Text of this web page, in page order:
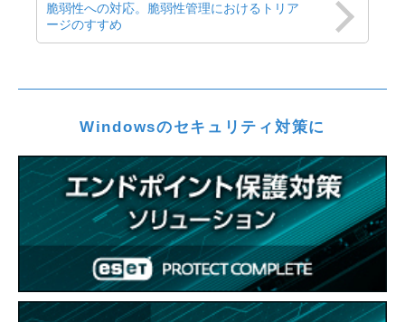
脆弱性への対応。脆弱性管理におけるトリア
ージのすすめ
Windowsのセキュリティ対策に